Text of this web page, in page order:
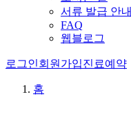
서류 발급 안내
FAQ
웹블로그
로그인회원가입진료예약
홈